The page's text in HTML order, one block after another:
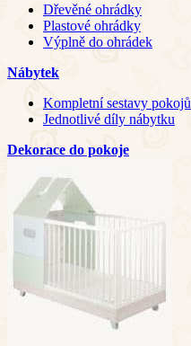
Dřevěné ohrádky
Plastové ohrádky
Výplně do ohrádek
Nábytek
Kompletní sestavy pokojů
Jednotlivé díly nábytku
Dekorace do pokoje